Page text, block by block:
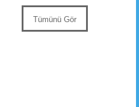
Tümünü Gör